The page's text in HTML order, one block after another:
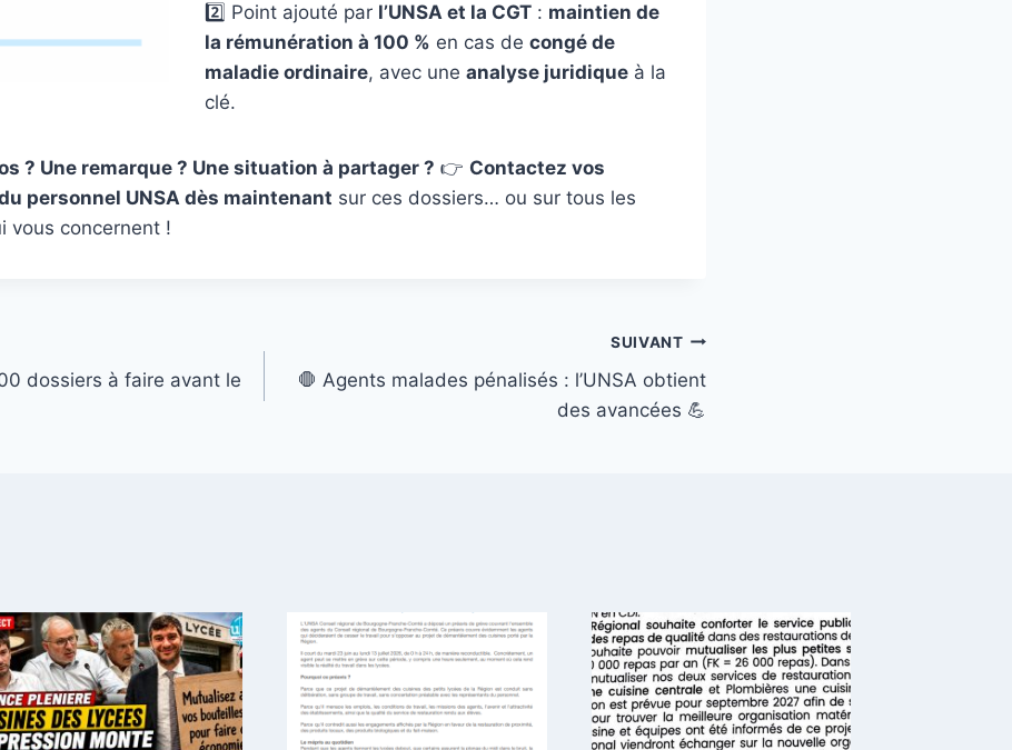
2️⃣ Point ajouté par l’UNSA et la CGT : maintien de
la rémunération à 100 % en cas de congé de
maladie ordinaire, avec une analyse juridique à la
clé.
? Une remarque ? Une situation à partager ? 👉 Contactez vos
personnel UNSA dès maintenant sur ces dossiers… ou sur tous les
vous concernent !
dossiers à faire avant le
SUIVANT
🛑 Agents malades pénalisés : l’UNSA obtient
des avancées 💪